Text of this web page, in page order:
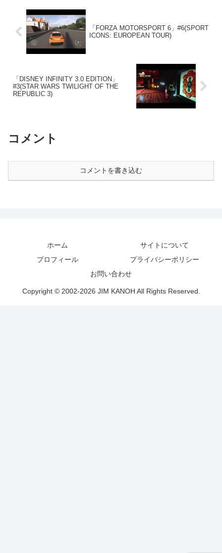
「FORZA MOTORSPORT 6」#6(SPORT
ICONS: EUROPEAN TOUR)
「DISNEY INFINITY 3.0 EDITION」
#3(STAR WARS TWILIGHT OF THE
REPUBLIC 3)
コメント
コメントを書き込む
ホーム
サイトについて
プロフィール
プライバシーポリシー
お問い合わせ
Copyright © 2002-2026 JIM KANOH All Rights Reserved.